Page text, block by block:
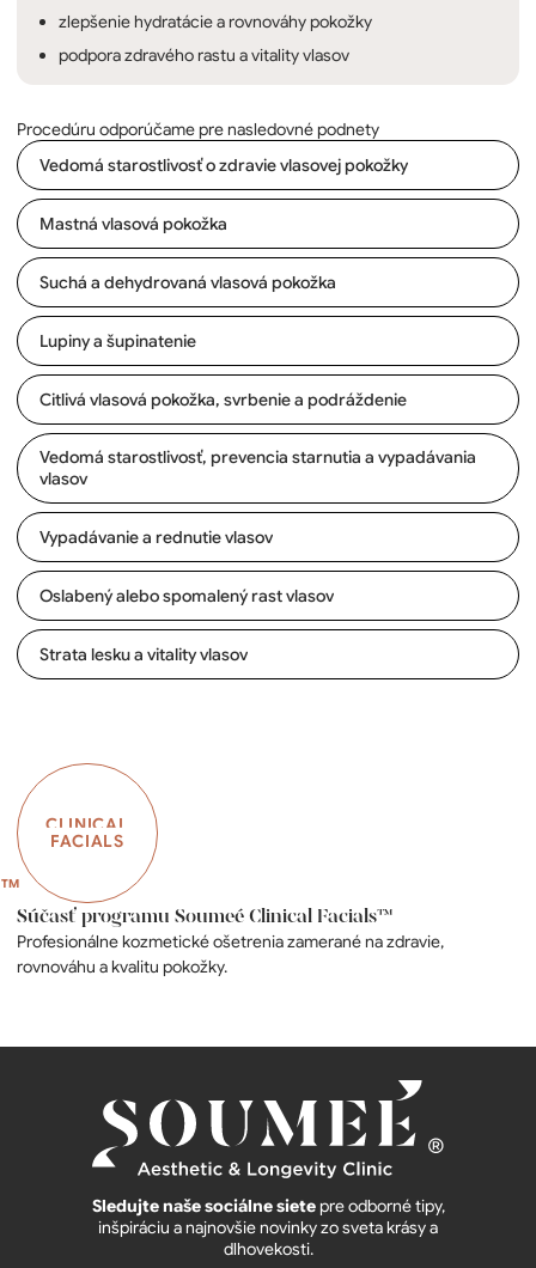
Procedúru odporúčame pre nasledovné podnety
Vedomá starostlivosť o zdravie vlasovej pokožky
Mastná vlasová pokožka
Suchá a dehydrovaná vlasová pokožka
Lupiny a šupinatenie
Citlivá vlasová pokožka, svrbenie a podráždenie
Vedomá starostlivosť, prevencia starnutia a vypadávania
vlasov
Vypadávanie a rednutie vlasov
Oslabený alebo spomalený rast vlasov
Strata lesku a vitality vlasov
CLINICAL
FACIALS
Súčasť programu Soumeé Clinical Facials™
Profesionálne kozmetické ošetrenia zamerané na zdravie,
rovnováhu a kvalitu pokožky.
zlepšenie hydratácie a rovnováhy pokožky
podpora zdravého rastu a vitality vlasov
Sledujte naše sociálne sietepre odborné tipy,
inšpiráciu a najnovšie novinky zo sveta krásy a
dlhovekosti.